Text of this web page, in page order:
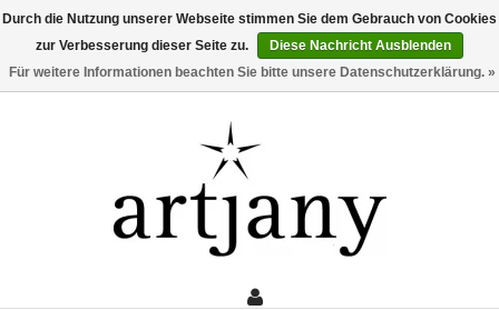
Rufe uns an:0211 - 210 310 2
Durch die Nutzung unserer Webseite stimmen Sie dem Gebrauch von Cookies
zur Verbesserung dieser Seite zu.
Diese Nachricht Ausblenden
Für weitere Informationen beachten Sie bitte unsere Datenschutzerklärung. »